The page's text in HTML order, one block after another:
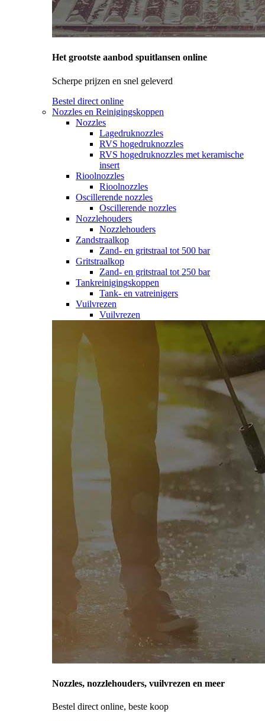
Het grootste aanbod spuitlansen online
Scherpe prijzen en snel geleverd
Bestel direct online
Nozzles en Reinigingskoppen
Nozzles
Lagedruknozzles
RVS hogedruknozzles
RVS hogedruknozzles met keramische
insert
Rioolnozzles
Rioolnozzles
Oscillerende nozzles
Oscillerende nozzles
Nozzlehouders
Nozzlehouders
Zandstraalkop
Zand- en gritstraal tot 500 bar
Gritstraalkop
Zand- en gritstraal tot 250 bar
Tankreinigingskoppen
Tank- en vatreinigers
Vuilvrezen
Vuilvrezen
Nozzles, nozzlehouders, vuilvrezen en meer
Bestel direct online, beste koop